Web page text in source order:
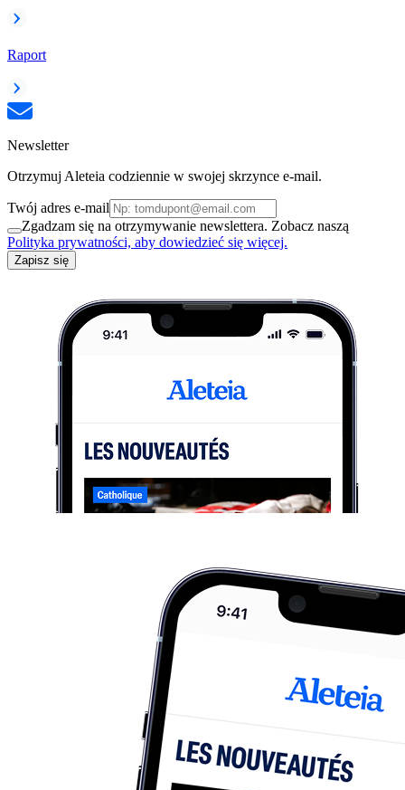
Raport
Newsletter
Otrzymuj Aleteia codziennie w swojej skrzynce e-mail.
Twój adres e-mail
Zgadzam się na otrzymywanie newslettera. Zobacz naszą
Polityka prywatności, aby dowiedzieć się więcej.
Zapisz się